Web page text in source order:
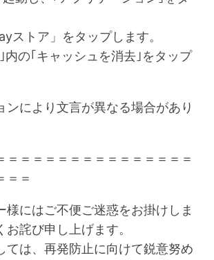
ストア」をタップします。
内の｢キャッシュを消去｣をタップ
ンにより文言が異なる場合があり
＝＝＝＝＝＝＝＝＝＝＝＝＝＝＝
＝＝
様にはご不便ご迷惑をお掛けしま
お詫び申し上げます。
ては、再発防止に向けて鋭意努め